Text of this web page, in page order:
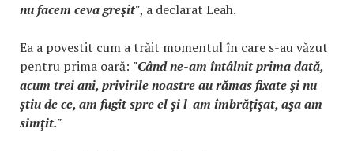
nu facem ceva greşit", a declarat Leah.
Ea a povestit cum a trăit momentul în care s-au văzut
pentru prima oară: "Când ne-am întâlnit prima dată,
acum trei ani, privirile noastre au rămas fixate şi nu
ştiu de ce, am fugit spre el şi l-am îmbrăţişat, aşa am
simţit."